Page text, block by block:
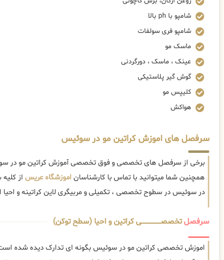
شامپو با ph بالا
شامپو فری سولفات
ماسک مو
عینک ، ماسک ، دورگردنی
گوش گیر پلاستیکی
کلیپس مو
هواکش
سرفصل های اموزش کراتین مو در سوئیس
برخی از سرفصل های تخصصی و فوق تخصصی آموزش کراتین مو در
همچنین شما میتوانید با تماس با کارشناسان اموزشگاه عریس از
در سوئیس در سطوح تخصصی ، تکمیلی و مربیگری لاین کراتینه و احیا
سرفصلتخصصــــــــــــــــــــی کراتین و احیا (سطح توکن)
اموزش تخصصی کراتین مو در سوئیس بگونه ای تدارک دیده شده است